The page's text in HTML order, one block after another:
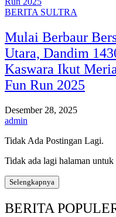
BERITA SULTRA
Mulai Berbaur
Utara, Dandim
Kaswara Ikut
Fun Run 2025
Desember 28, 2025
admin
Tidak Ada Postingan Lagi.
Tidak ada lagi halaman untuk
Selengkapnya
BERITA